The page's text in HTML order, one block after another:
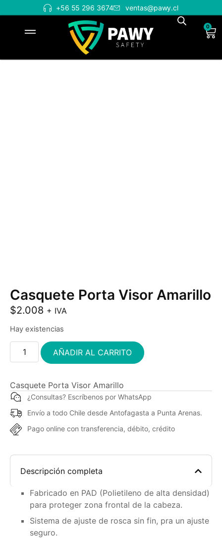
+56 55 296 3674 ventas@pawy.cl
0
Casquete Porta Visor Amarillo
$2.008 + IVA
Hay existencias
AÑADIR AL CARRITO
Casquete Porta Visor Amarillo
¿Consultas? Escríbenos por WhatsApp
Envío a todo Chile desde Antofagasta a Punta Arenas.
Pago online con transferencia, débito, crédito
Descripción completa
Fabricado en PAD (Polietileno de alta densidad)
para proteger zona frontal de la cabeza.
Sistema de ajuste de rosca sin fin, pra un ajuste
seguro.